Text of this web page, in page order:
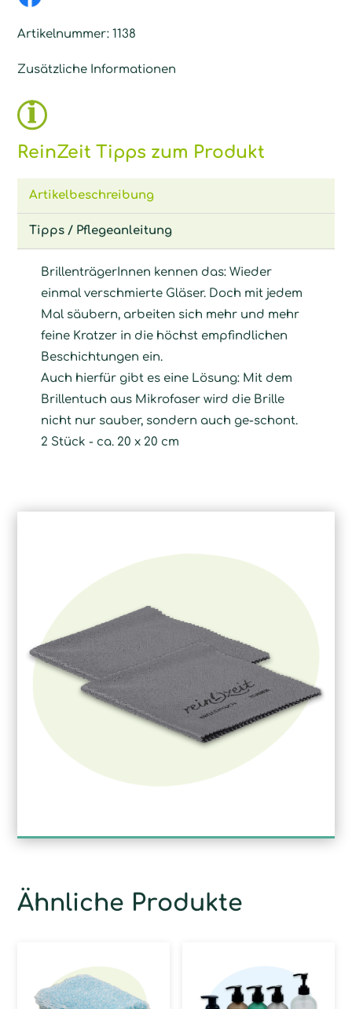
Artikelnummer:1138
Zusätzliche Informationen
ReinZeit Tipps zum Produkt
Artikelbeschreibung
Tipps / Pflegeanleitung
BrillenträgerInnen kennen das: Wieder
einmal verschmierte Gläser. Doch mit jedem
Mal säubern, arbeiten sich mehr und mehr
feine Kratzer in die höchst empfindlichen
Beschichtungen ein.
Auch hierfür gibt es eine Lösung: Mit dem
Brillentuch aus Mikrofaser wird die Brille
nicht nur sauber, sondern auch ge-schont.
2 Stück - ca. 20 x 20 cm
Ähnliche Produkte